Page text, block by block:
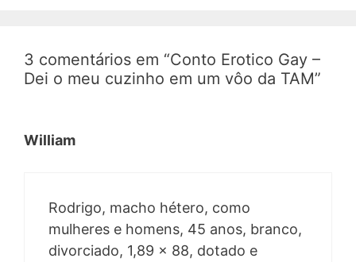
3 comentários em “Conto Erotico Gay –
Dei o meu cuzinho em um vôo da TAM”
William
Rodrigo, macho hétero, como
mulheres e homens, 45 anos, branco,
divorciado, 1,89 x 88, dotado e